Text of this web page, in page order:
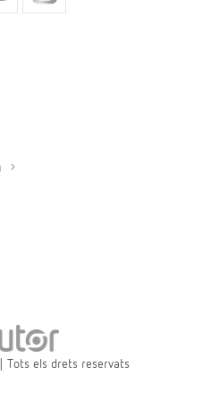
| Tots els drets reservats